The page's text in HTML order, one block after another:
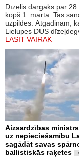
Dīzelis dārgāks par
kopš 1. marta. Tas
uzpildes. Atgādinām,
Lielupes DUS
LASĪT VAIRĀK
Aizsardzības
uz nepieciešamību
sagādāt savas
ballistiskās raķetes